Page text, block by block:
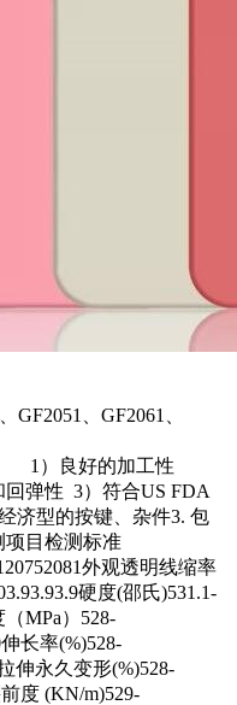
GF2051、GF2061、
加工性
弹性 3）符合US FDA
济型的按键、杂件3. 包
目检测标准
外观透明线缩率
硬度(邵氏)531.1-
（MPa）528-
伸长率(%)528-
伸永久变形(%)528-
前度 (KN/m)529-